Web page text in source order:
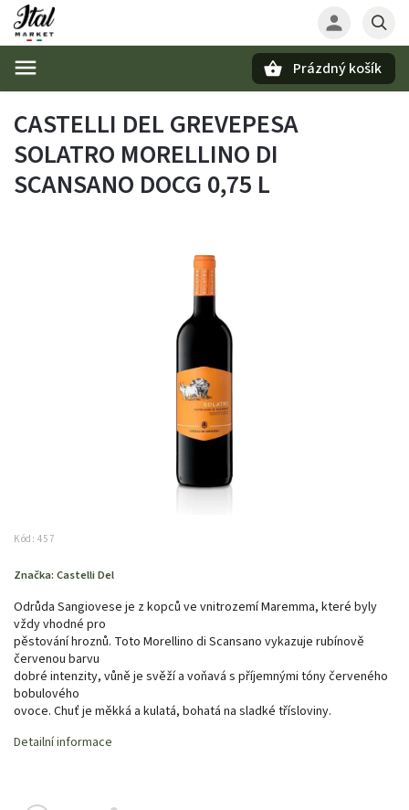
Prázdný košík
CASTELLI DEL GREVEPESA
SOLATRO MORELLINO DI
SCANSANO DOCG 0,75 L
Kód: 457
Značka: Castelli Del
Odrůda Sangiovese je z kopců ve vnitrozemí Maremma, které byly
vždy vhodné pro
pěstování hroznů. Toto Morellino di Scansano vykazuje rubínově
červenou barvu
dobré intenzity, vůně je svěží a voňavá s příjemnými tóny červeného
bobulového
ovoce. Chuť je měkká a kulatá, bohatá na sladké třísloviny.
Detailní informace